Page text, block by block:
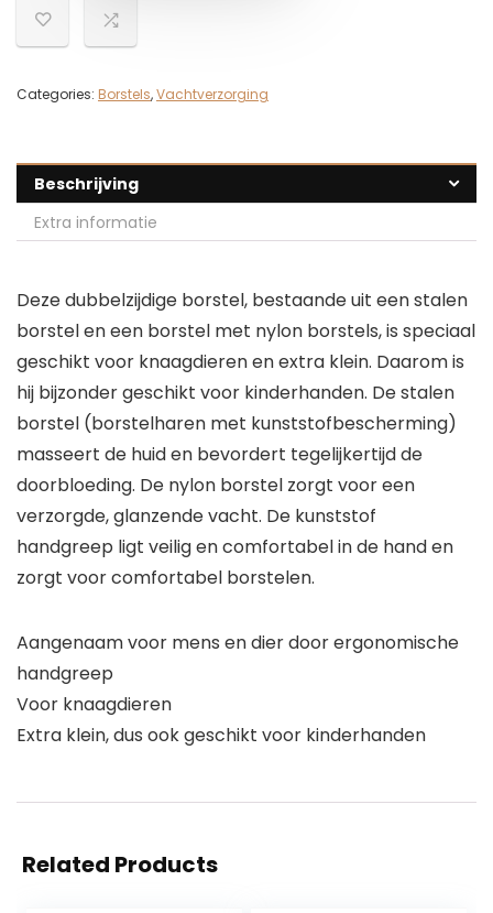
Categories: Borstels,Vachtverzorging
Beschrijving
Extra informatie
Deze dubbelzijdige borstel, bestaande uit een stalen
borstel en een borstel met nylon borstels, is speciaal
geschikt voor knaagdieren en extra klein. Daarom is
hij bijzonder geschikt voor kinderhanden. De stalen
borstel (borstelharen met kunststofbescherming)
masseert de huid en bevordert tegelijkertijd de
doorbloeding. De nylon borstel zorgt voor een
verzorgde, glanzende vacht. De kunststof
handgreep ligt veilig en comfortabel in de hand en
zorgt voor comfortabel borstelen.
Aangenaam voor mens en dier door ergonomische
handgreep
Voor knaagdieren
Extra klein, dus ook geschikt voor kinderhanden
Related Products